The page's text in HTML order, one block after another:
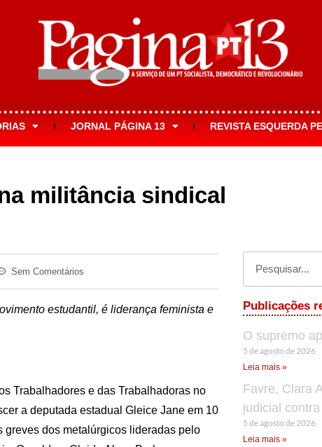
JORNAL PÁGINA 13 REVISTA ESQUERDA
militância sindical
Sem Comentários
estudantil, é liderança feminista e
Trabalhadores e das Trabalhadoras no
a deputada estadual Gleice Jane em 10
greves dos metalúrgicos lideradas pelo
Publicações
O supremo
5 de agosto de 2026
Leia mais »
Favre, Clara
judicial
5 de agosto de 2026
Leia mais »